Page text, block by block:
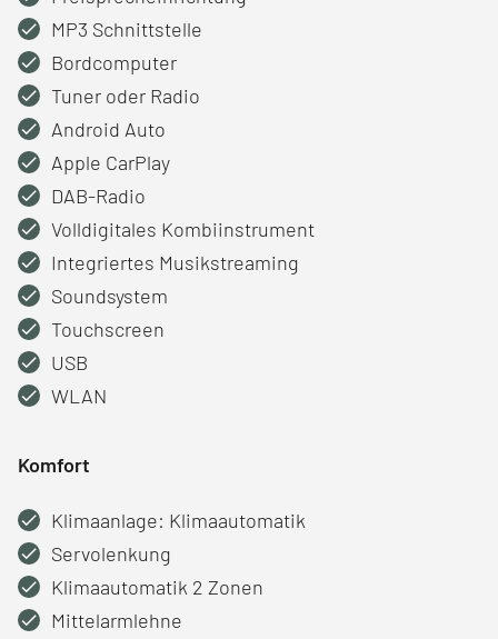
MP3 Schnittstelle
Bordcomputer
Tuner oder Radio
Android Auto
Apple CarPlay
DAB-Radio
Volldigitales Kombiinstrument
Integriertes Musikstreaming
Soundsystem
Touchscreen
USB
WLAN
Komfort
Klimaanlage: Klimaautomatik
Servolenkung
Klimaautomatik 2 Zonen
Mittelarmlehne